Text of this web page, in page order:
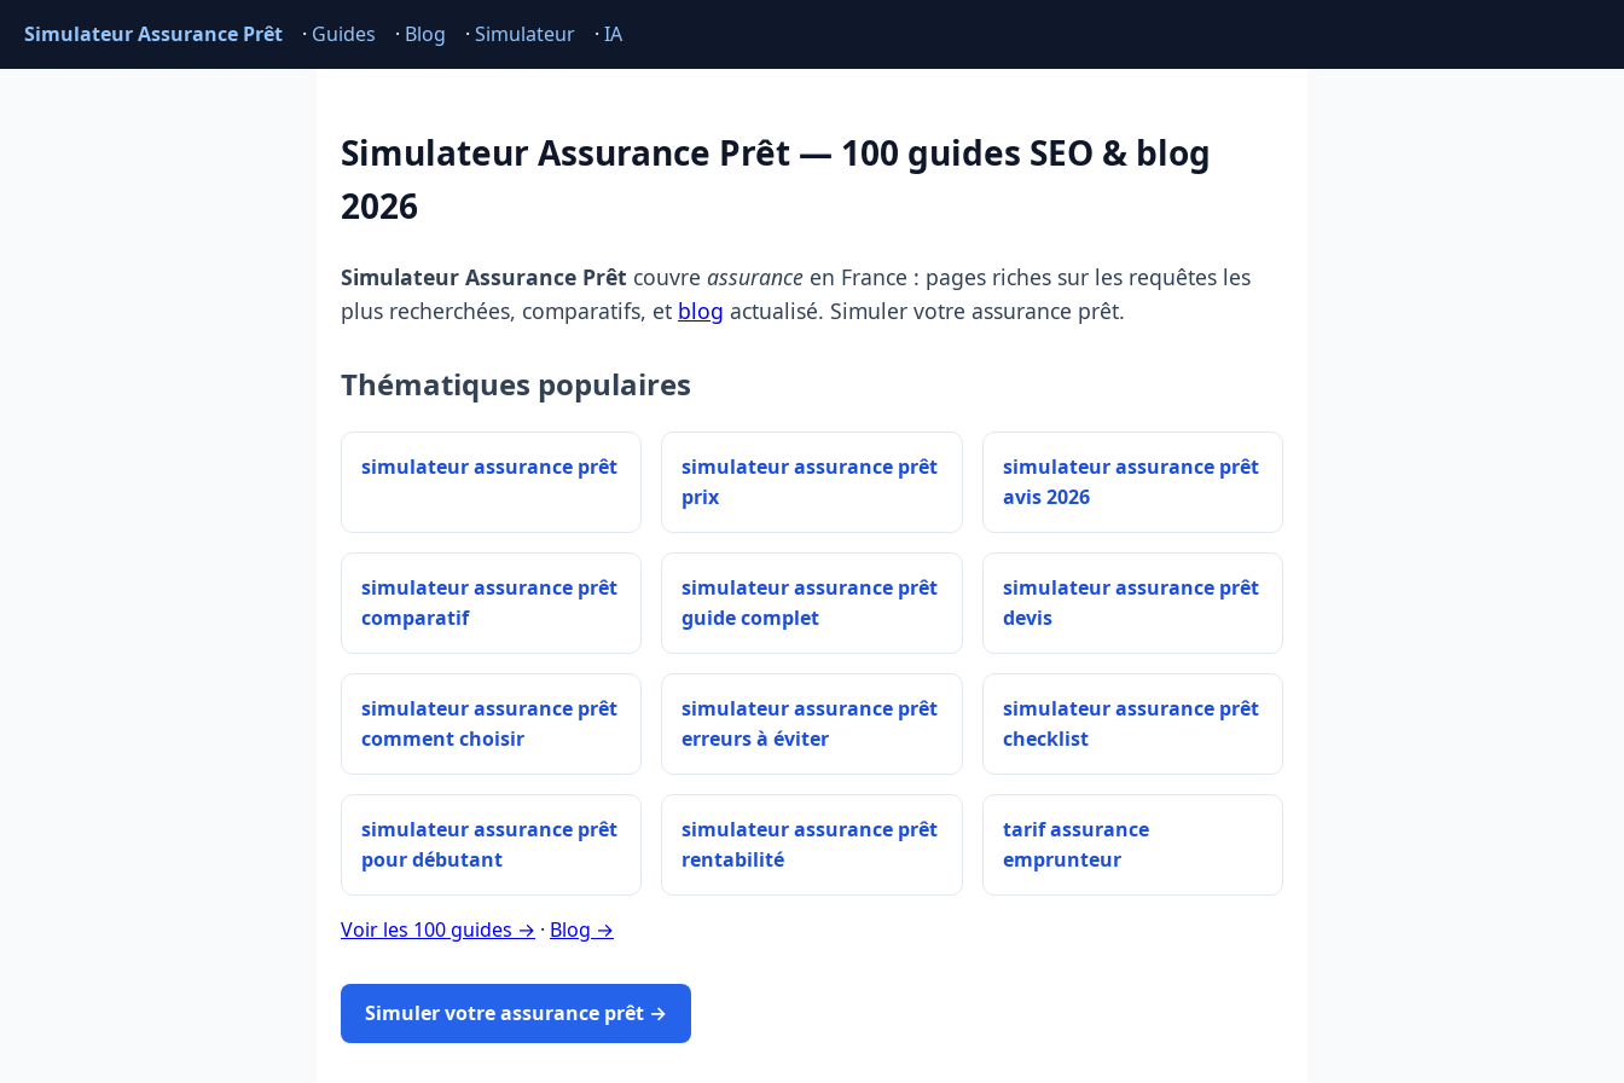
Simulateur Assurance Prêt · Guides · Blog · Simulateur · IA
Simulateur Assurance Prêt — 100 guides SEO & blog
2026
Simulateur Assurance Prêt couvre assurance en France : pages riches sur les requêtes les
plus recherchées, comparatifs, et blog actualisé. Simuler votre assurance prêt.
Thématiques populaires
simulateur assurance prêt
simulateur assurance prêt
prix
simulateur assurance prêt
avis 2026
simulateur assurance prêt
comparatif
simulateur assurance prêt
guide complet
simulateur assurance prêt
devis
simulateur assurance prêt
comment choisir
simulateur assurance prêt
erreurs à éviter
simulateur assurance prêt
checklist
simulateur assurance prêt
pour débutant
simulateur assurance prêt
rentabilité
tarif assurance
emprunteur
Voir les 100 guides → · Blog →
Simuler votre assurance prêt →